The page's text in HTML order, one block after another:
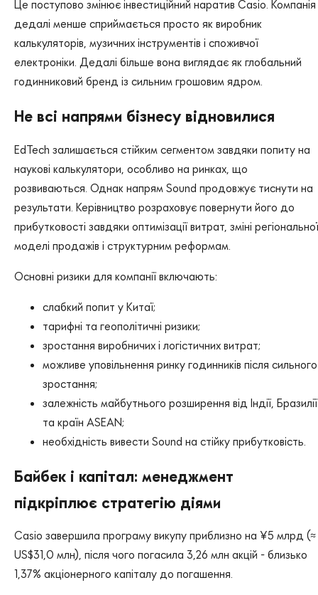
Це поступово змінює інвестиційний наратив Casio. Компанія
дедалі менше сприймається просто як виробник
калькуляторів, музичних інструментів і споживчої
електроніки. Дедалі більше вона виглядає як глобальний
годинниковий бренд із сильним грошовим ядром.
Не всі напрями бізнесу відновилися
EdTech залишається стійким сегментом завдяки попиту на
наукові калькулятори, особливо на ринках, що
розвиваються. Однак напрям Sound продовжує тиснути на
результати. Керівництво розраховує повернути його до
прибутковості завдяки оптимізації витрат, зміні регіональної
моделі продажів і структурним реформам.
Основні ризики для компанії включають:
слабкий попит у Китаї;
тарифні та геополітичні ризики;
зростання виробничих і логістичних витрат;
можливе уповільнення ринку годинників після сильного
зростання;
залежність майбутнього розширення від Індії, Бразилії
та країн ASEAN;
необхідність вивести Sound на стійку прибутковість.
Байбек і капітал: менеджмент
підкріплює стратегію діями
Casio завершила програму викупу приблизно на ¥5 млрд (≈
US$31,0 млн), після чого погасила 3,26 млн акцій - близько
1,37% акціонерного капіталу до погашення.